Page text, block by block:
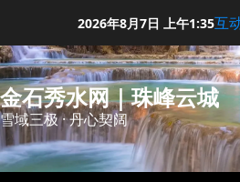
content
2026年8月7日 上午1:35互
金石秀水网｜珠峰云城
雪域三极 · 丹心契阔